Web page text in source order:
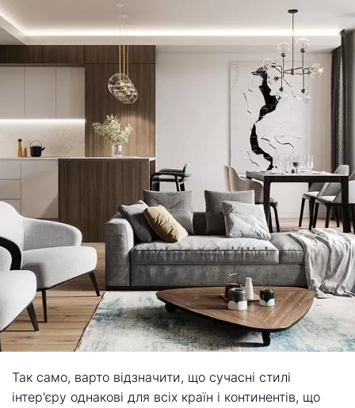
Так само, варто відзначити, що сучасні стилі
інтер'єру однакові для всіх країн і континентів, що